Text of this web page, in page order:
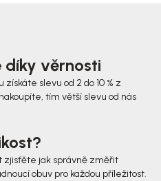
díky věrnosti
slevu od 2 do 10 % z
tím větší slevu od nás
zjisťěte jak správně změřit
obuv pro každou příležitost.